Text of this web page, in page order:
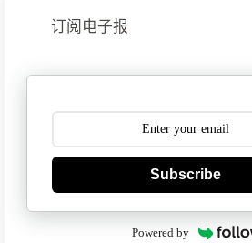
订阅电子报
Subscribe
Powered by